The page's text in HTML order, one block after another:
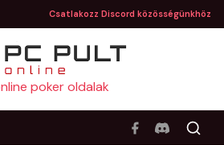
Csatlakozz Discord közösségünkhöz